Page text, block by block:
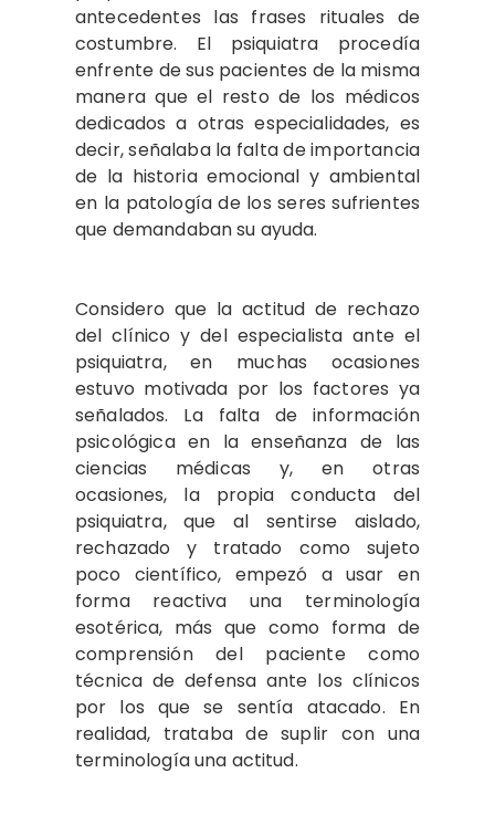
antecedentes las frases rituales de
costumbre. El psiquiatra pro­cedía
enfrente de sus pacientes de la mis­ma
manera que el resto de los médicos
dedicados a otras especialidades, es
decir, señalaba la falta de importancia
de la historia emocional y ambiental
en la pa­tología de los seres sufrientes
que deman­daban su ayuda.
Considero que la actitud de rechazo
del clínico y del especialista ante el
psi­quiatra, en muchas ocasiones
estuvo mo­tivada por los factores ya
señalados. La falta de información
psicológica en la en­señanza de las
ciencias médicas y, en otras
ocasiones, la propia conducta del
psiquia­tra, que al sentirse aislado,
rechazado y tratado como sujeto
poco científico, em­pezó a usar en
forma reactiva una termi­nología
esotérica, más que como forma de
comprensión del paciente como
técnica de defensa ante los clínicos
por los que se sentía atacado. En
realidad, trataba de suplir con una
terminología una actitud.